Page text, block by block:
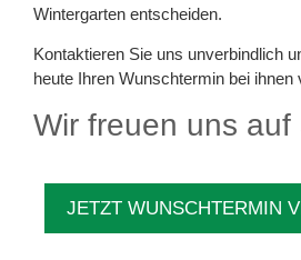
Wintergarten entscheiden.
Kontaktieren Sie uns unverbindlich
heute Ihren Wunschtermin bei
Wir freuen uns auf
JETZT WUNSCHTERMIN